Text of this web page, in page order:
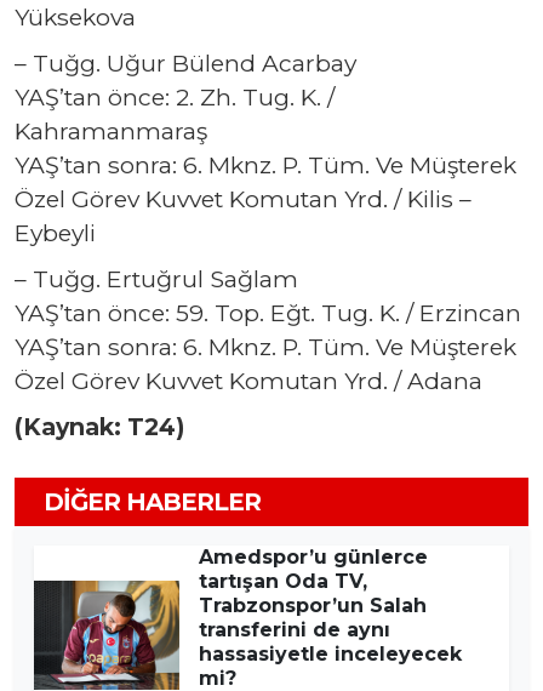
Yüksekova
– Tuğg. Uğur Bülend Acarbay
YAŞ’tan önce: 2. Zh. Tug. K. /
Kahramanmaraş
YAŞ’tan sonra: 6. Mknz. P. Tüm. Ve Müşterek
Özel Görev Kuvvet Komutan Yrd. / Kilis –
Eybeyli
– Tuğg. Ertuğrul Sağlam
YAŞ’tan önce: 59. Top. Eğt. Tug. K. / Erzincan
YAŞ’tan sonra: 6. Mknz. P. Tüm. Ve Müşterek
Özel Görev Kuvvet Komutan Yrd. / Adana
(Kaynak: T24)
DIĞER HABERLER
Amedspor’u günlerce
tartışan Oda TV,
Trabzonspor’un Salah
transferini de aynı
hassasiyetle inceleyecek
mi?